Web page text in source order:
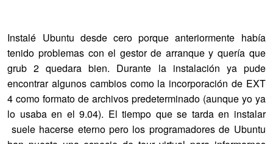
Instalé Ubuntu desde cero porque anteriormente había
tenido problemas con el gestor de arranque y quería que
grub 2 quedara bien. Durante la instalación ya pude
encontrar algunos cambios como la incorporación de EXT
4 como formato de archivos predeterminado (aunque yo ya
lo usaba en el 9.04). El tiempo que se tarda en instalar
suele hacerse eterno pero los programadores de Ubuntu